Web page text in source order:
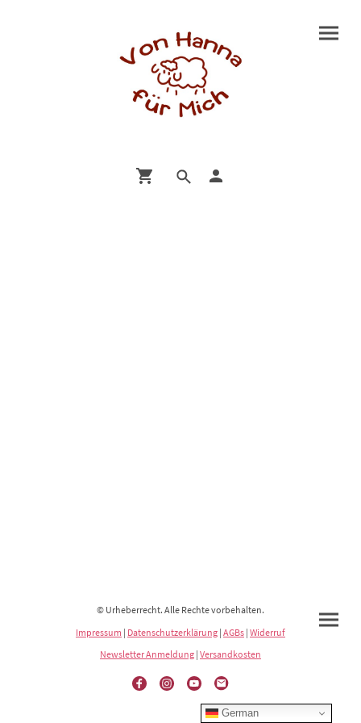
© Urheberrecht. Alle Rechte vorbehalten.
Impressum | Datenschutzerklärung | AGBs | Widerruf
Newsletter Anmeldung | Versandkosten
German